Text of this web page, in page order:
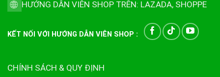
HƯỚNG DẪN VIÊN SHOP TRÊN: LAZADA, SHOPPE
KẾT NỐI VỚI HƯỚNG DẪN VIÊN SHOP :
CHÍNH SÁCH & QUY ĐỊNH